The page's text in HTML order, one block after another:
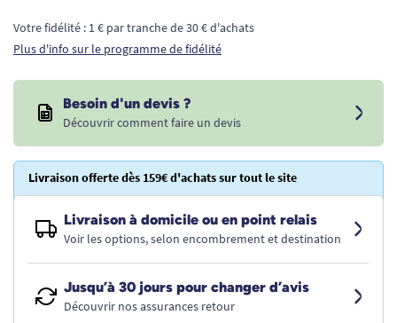
Votre fidélité : 1 € par tranche de 30 € d'achats
Plus d'info sur le programme de fidélité
Besoin d'un devis ?
Découvrir comment faire un devis
Livraison offerte dès 159€ d'achats sur tout le site
Livraison à domicile ou en point relais
Voir les options, selon encombrement et destination
Jusqu’à 30 jours pour changer d’avis
Découvrir nos assurances retour